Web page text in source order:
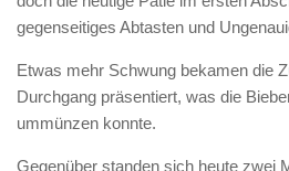
gegenseitiges Abtasten und
Etwas mehr Schwung bekamen die
Durchgang präsentiert, was die
ummünzen konnte.
Gegenüber standen sich heute zwei